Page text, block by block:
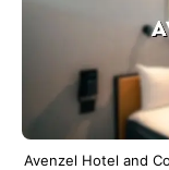
Avenzel Hotel and